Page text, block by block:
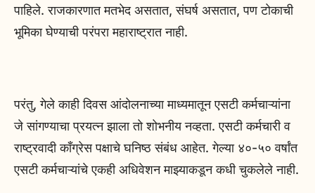
पाहिले. राजकारणात मतभेद असतात, संघर्ष असतात, पण टोकाची
भूमिका घेण्याची परंपरा महाराष्ट्रात नाही.
परंतु, गेले काही दिवस आंदोलनाच्या माध्यमातून एसटी कर्मचाऱ्यांना
जे सांगण्याचा प्रयत्न झाला तो शोभनीय नव्हता. एसटी कर्मचारी व
राष्ट्रवादी काँग्रेस पक्षाचे घनिष्ठ संबंध आहेत. गेल्या ४०-५० वर्षांत
एसटी कर्मचाऱ्यांचे एकही अधिवेशन माझ्याकडून कधी चुकलेले नाही.